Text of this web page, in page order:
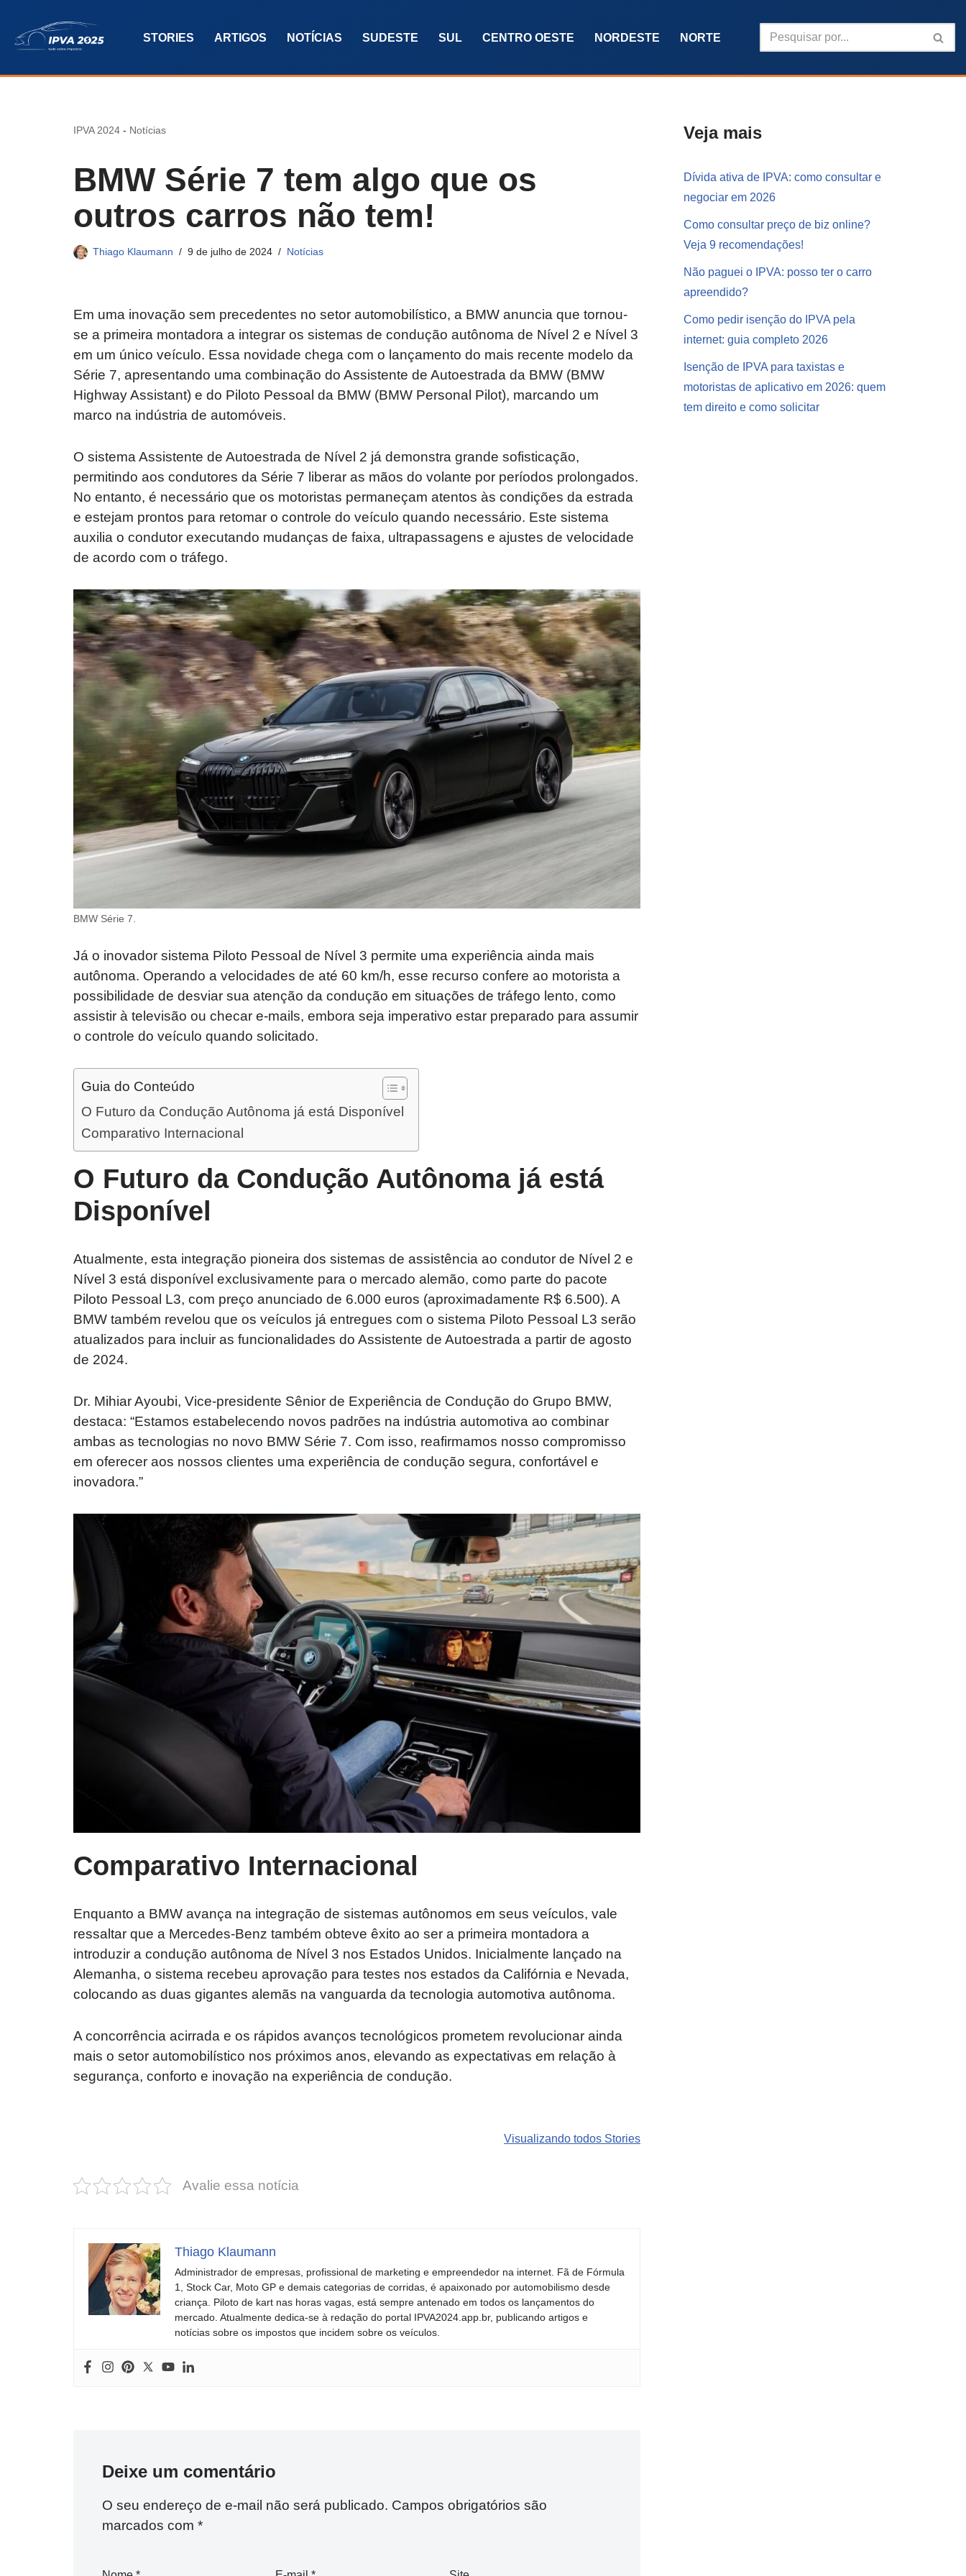
Pular
o
STORIES ARTIGOS NOTÍCIAS SUDESTE SUL CENTRO OESTE NORDESTE NORTE
IPVA 2024 - Notícias
BMW Série 7 tem algo que os
outros carros não tem!
Thiago Klaumann 9 de julho de 2024 Notícias
Em uma inovação sem precedentes no setor automobilístico, a BMW anuncia que tornou-
se a primeira montadora a integrar os sistemas de condução autônoma de Nível 2 e Nível 3
em um único veículo. Essa novidade chega com o lançamento do mais recente modelo da
Série 7, apresentando uma combinação do Assistente de Autoestrada da BMW (BMW
Highway Assistant) e do Piloto Pessoal da BMW (BMW Personal Pilot), marcando um
marco na indústria de automóveis.
O sistema Assistente de Autoestrada de Nível 2 já demonstra grande sofisticação,
permitindo aos condutores da Série 7 liberar as mãos do volante por períodos prolongados.
No entanto, é necessário que os motoristas permaneçam atentos às condições da estrada
e estejam prontos para retomar o controle do veículo quando necessário. Este sistema
auxilia o condutor executando mudanças de faixa, ultrapassagens e ajustes de velocidade
de acordo com o tráfego.
BMW Série 7.
Já o inovador sistema Piloto Pessoal de Nível 3 permite uma experiência ainda mais
autônoma. Operando a velocidades de até 60 km/h, esse recurso confere ao motorista a
possibilidade de desviar sua atenção da condução em situações de tráfego lento, como
assistir à televisão ou checar e-mails, embora seja imperativo estar preparado para assumir
o controle do veículo quando solicitado.
Guia do Conteúdo
O Futuro da Condução Autônoma já está Disponível
Comparativo Internacional
O Futuro da Condução Autônoma já está
Disponível
Atualmente, esta integração pioneira dos sistemas de assistência ao condutor de Nível 2 e
Nível 3 está disponível exclusivamente para o mercado alemão, como parte do pacote
Piloto Pessoal L3, com preço anunciado de 6.000 euros (aproximadamente R$ 6.500). A
BMW também revelou que os veículos já entregues com o sistema Piloto Pessoal L3 serão
atualizados para incluir as funcionalidades do Assistente de Autoestrada a partir de agosto
de 2024.
Dr. Mihiar Ayoubi, Vice-presidente Sênior de Experiência de Condução do Grupo BMW,
destaca: “Estamos estabelecendo novos padrões na indústria automotiva ao combinar
ambas as tecnologias no novo BMW Série 7. Com isso, reafirmamos nosso compromisso
em oferecer aos nossos clientes uma experiência de condução segura, confortável e
inovadora.”
Comparativo Internacional
Enquanto a BMW avança na integração de sistemas autônomos em seus veículos, vale
ressaltar que a Mercedes-Benz também obteve êxito ao ser a primeira montadora a
introduzir a condução autônoma de Nível 3 nos Estados Unidos. Inicialmente lançado na
Alemanha, o sistema recebeu aprovação para testes nos estados da Califórnia e Nevada,
colocando as duas gigantes alemãs na vanguarda da tecnologia automotiva autônoma.
A concorrência acirrada e os rápidos avanços tecnológicos prometem revolucionar ainda
mais o setor automobilístico nos próximos anos, elevando as expectativas em relação à
segurança, conforto e inovação na experiência de condução.
Visualizando todos Stories
2025!
de emoção
roubados que
marcas
Avalie essa notícia
Thiago Klaumann
Administrador de empresas, profissional de marketing e empreendedor na internet. Fã de Fórmula
1, Stock Car, Moto GP e demais categorias de corridas, é apaixonado por automobilismo desde
criança. Piloto de kart nas horas vagas, está sempre antenado em todos os lançamentos do
mercado. Atualmente dedica-se à redação do portal IPVA2024.app.br, publicando artigos e
notícias sobre os impostos que incidem sobre os veículos.
Deixe um comentário
O seu endereço de e-mail não será publicado. Campos obrigatórios são
marcados com *
Veja mais
Dívida ativa de IPVA: como consultar e
negociar em 2026
Como consultar preço de biz online?
Veja 9 recomendações!
Não paguei o IPVA: posso ter o carro
apreendido?
Como pedir isenção do IPVA pela
internet: guia completo 2026
Isenção de IPVA para taxistas e
motoristas de aplicativo em 2026: quem
tem direito e como solicitar